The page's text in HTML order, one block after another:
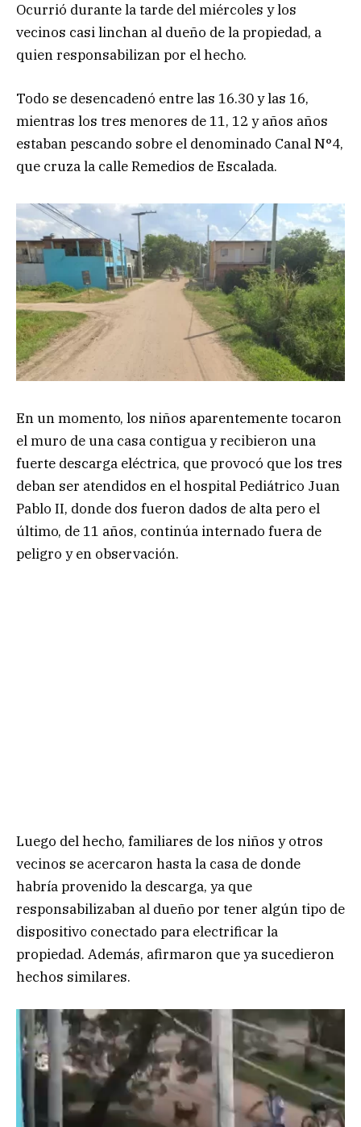
Ocurrió durante la tarde del miércoles y los
vecinos casi linchan al dueño de la propiedad, a
quien responsabilizan por el hecho.
Todo se desencadenó entre las 16.30 y las 16,
mientras los tres menores de 11, 12 y años años
estaban pescando sobre el denominado Canal N°4,
que cruza la calle Remedios de Escalada.
En un momento, los niños aparentemente tocaron
el muro de una casa contigua y recibieron una
fuerte descarga eléctrica, que provocó que los tres
deban ser atendidos en el hospital Pediátrico Juan
Pablo II, donde dos fueron dados de alta pero el
último, de 11 años, continúa internado fuera de
peligro y en observación.
Luego del hecho, familiares de los niños y otros
vecinos se acercaron hasta la casa de donde
habría provenido la descarga, ya que
responsabilizaban al dueño por tener algún tipo de
dispositivo conectado para electrificar la
propiedad. Además, afirmaron que ya sucedieron
hechos similares.